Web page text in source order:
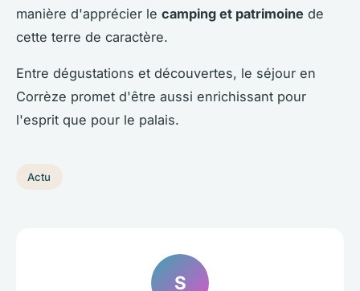
manière d'apprécier le camping et patrimoine de
cette terre de caractère.
Entre dégustations et découvertes, le séjour en
Corrèze promet d'être aussi enrichissant pour
l'esprit que pour le palais.
Actu
S